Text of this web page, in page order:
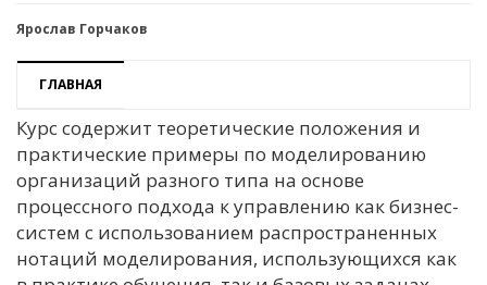
Ярослав Горчаков
ГЛАВНАЯ
Курс содержит теоретические положения и
практические примеры по моделированию
организаций разного типа на основе
процессного подхода к управлению как бизнес-
систем с использованием распространенных
нотаций моделирования, использующихся как